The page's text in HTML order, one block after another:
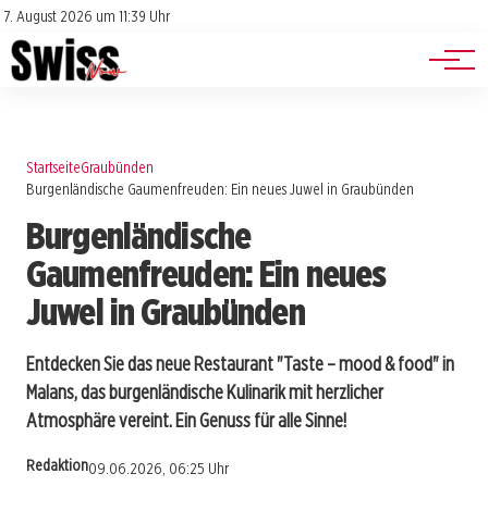
7. August 2026 um 11:39 Uhr
Impressum
Datenschutz
Jobs
Events
StartseiteGraubünden
Burgenländische Gaumenfreuden: Ein neues Juwel in Graubünden
Burgenländische
Gaumenfreuden: Ein neues
Juwel in Graubünden
Entdecken Sie das neue Restaurant "Taste – mood & food" in
Malans, das burgenländische Kulinarik mit herzlicher
Atmosphäre vereint. Ein Genuss für alle Sinne!
Redaktion09.06.2026, 06:25 Uhr